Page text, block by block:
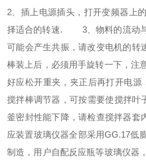
2、插上电源插头，打开变频器上
择适合的转速. 3、物料的流动与
可能会产生共振，请改变电机的
棒装上后，必须用手旋转一下，注
好应松开重夹，夹正后再打开电源
搅拌棒调节器，可按需要使搅拌
釜密封性能下降，请检查搅拌器
应装置玻璃仪器全部采用GG.17低
制造，用户自配反应瓶等玻璃仪器